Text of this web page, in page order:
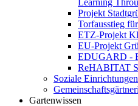
Learning
Projekt
Torfausstieg
ETZ-Projekt
EU-Projekt
EDUGARD -
ReHABITAT
Soziale Einrichtungen
Gartenwissen